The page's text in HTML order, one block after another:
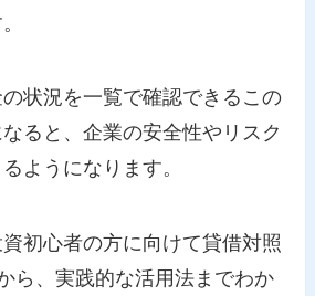
状況を一覧で確認できるこの
ると、企業の安全性やリスク
ようになります。
初心者の方に向けて貸借対照
ら、実践的な活用法までわか